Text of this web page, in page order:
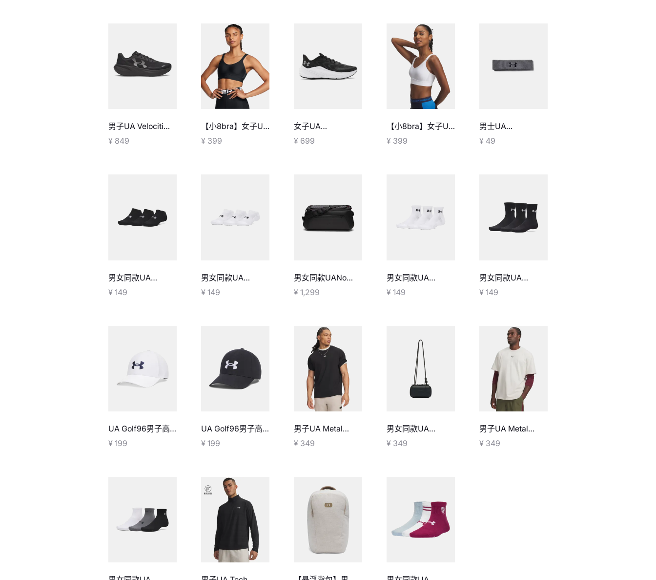
男子UA Velociti
Pace跑鞋
¥ 849
【小8bra】女子UA
Infinity 2.0运动内
¥ 399
女子UA
Turbulence 3跑鞋
¥ 699
【小8bra】女子UA
Infinity 2.0运动内
¥ 399
男士UA
Performance头带
¥ 49
男女同款UA
Performance棉质
¥ 149
男女同款UA
Performance棉质
¥ 149
男女同款UANo
Weigh 旅行包
¥ 1,299
男女同款UA
Performance棉质
¥ 149
男女同款UA
Performance棉质
¥ 149
UA Golf96男子高
尔夫运动帽
¥ 199
UA Golf96男子高
尔夫运动帽
¥ 199
男子UA Metal
Logo高克重短袖T
¥ 349
男女同款UA
Essential微小型斜
¥ 349
男子UA Metal
Logo高克重短袖T
¥ 349